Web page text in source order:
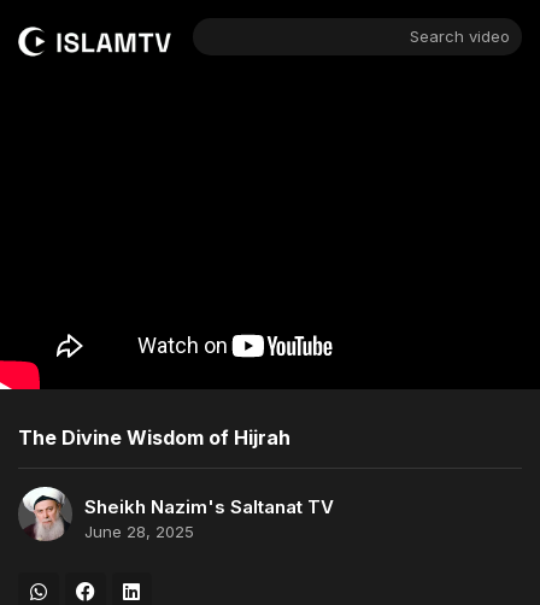
Search video
The Divine Wisdom of Hijrah
Sheikh Nazim's Saltanat TV
June 28, 2025